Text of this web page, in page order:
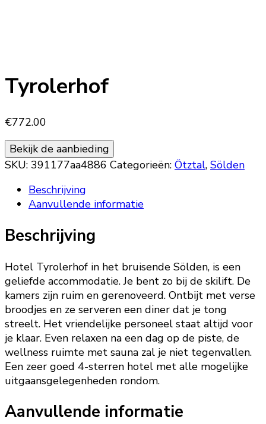
Tyrolerhof
€772.00
Bekijk de aanbieding
SKU: 391177aa4886 Categorieën: Ötztal, Sölden
Beschrijving
Aanvullende informatie
Beschrijving
Hotel Tyrolerhof in het bruisende Sölden, is een
geliefde accommodatie. Je bent zo bij de skilift. De
kamers zijn ruim en gerenoveerd. Ontbijt met verse
broodjes en ze serveren een diner dat je tong
streelt. Het vriendelijke personeel staat altijd voor
je klaar. Even relaxen na een dag op de piste, de
wellness ruimte met sauna zal je niet tegenvallen.
Een zeer goed 4-sterren hotel met alle mogelijke
uitgaansgelegenheden rondom.
Aanvullende informatie